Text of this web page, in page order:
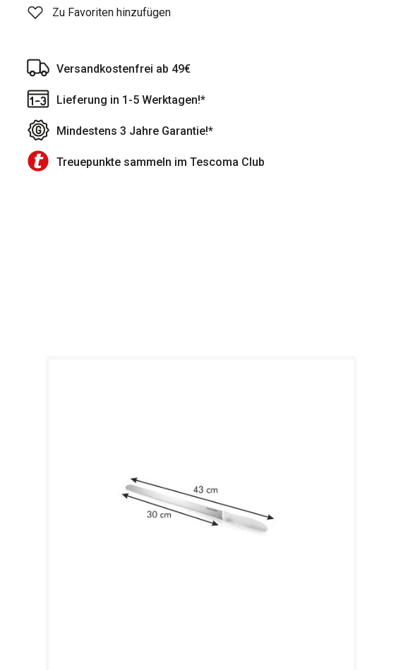
Zu Favoriten hinzufügen
Versandkostenfrei ab 49€
Lieferung in 1-5 Werktagen!*
Mindestens 3 Jahre Garantie!*
Treuepunkte sammeln im Tescoma Club